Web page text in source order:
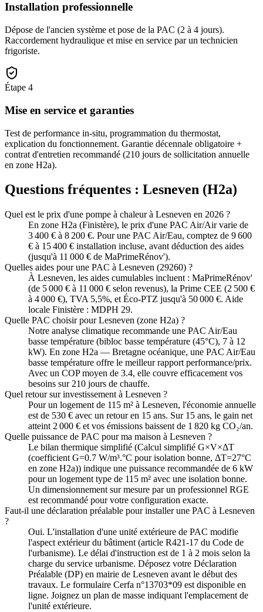
Installation professionnelle
Dépose de l'ancien système et pose de la PAC (2 à 4 jours).
Raccordement hydraulique et mise en service par un technicien
frigoriste.
Étape 4
Mise en service et garanties
Test de performance in-situ, programmation du thermostat,
explication du fonctionnement. Garantie décennale obligatoire +
contrat d'entretien recommandé (210 jours de sollicitation annuelle
en zone H2a).
Questions fréquentes : Lesneven (H2a)
Quel est le prix d'une pompe à chaleur à Lesneven en 2026 ?
En zone H2a (Finistère), le prix d'une PAC Air/Air varie de
3 400 € à 8 200 €. Pour une PAC Air/Eau, comptez de 9 600
€ à 15 400 € installation incluse, avant déduction des aides
(jusqu'à 11 000 € de MaPrimeRénov').
Quelles aides pour une PAC à Lesneven (29260) ?
À Lesneven, les aides cumulables incluent : MaPrimeRénov'
(de 5 000 € à 11 000 € selon revenus), la Prime CEE (2 500 €
à 4 000 €), TVA 5,5%, et Éco-PTZ jusqu'à 50 000 €. Aide
locale Finistère : MDPH 29.
Quelle PAC choisir pour Lesneven (zone H2a) ?
Notre analyse climatique recommande une PAC Air/Eau
basse température (bibloc basse température (45°C), 7 à 12
kW). En zone H2a — Bretagne océanique, une PAC Air/Eau
basse température offre le meilleur rapport performance/prix.
Avec un COP moyen de 3.4, elle couvre efficacement vos
besoins sur 210 jours de chauffe.
Quel retour sur investissement à Lesneven ?
Pour un logement de 115 m² à Lesneven, l'économie annuelle
est de 530 € avec un retour en 15 ans. Sur 15 ans, le gain net
atteint 2 000 € et vos émissions baissent de 1 820 kg CO₂/an.
Quelle puissance de PAC pour ma maison à Lesneven ?
Le bilan thermique simplifié (Calcul simplifié G×V×ΔT
(coefficient G=0.7 W/m³.°C pour isolation bonne, ΔT=27°C
en zone H2a)) indique une puissance recommandée de 6 kW
pour un logement type de 115 m² avec une isolation bonne.
Un dimensionnement sur mesure par un professionnel RGE
est recommandé pour votre configuration exacte.
Faut-il une déclaration préalable pour installer une PAC à Lesneven
?
Oui. L'installation d'une unité extérieure de PAC modifie
l'aspect extérieur du bâtiment (article R421-17 du Code de
l'urbanisme). Le délai d'instruction est de 1 à 2 mois selon la
charge du service urbanisme. Déposez votre Déclaration
Préalable (DP) en mairie de Lesneven avant le début des
travaux. Le formulaire Cerfa n°13703*09 est disponible en
ligne. Joignez un plan de masse indiquant l'emplacement de
l'unité extérieure.